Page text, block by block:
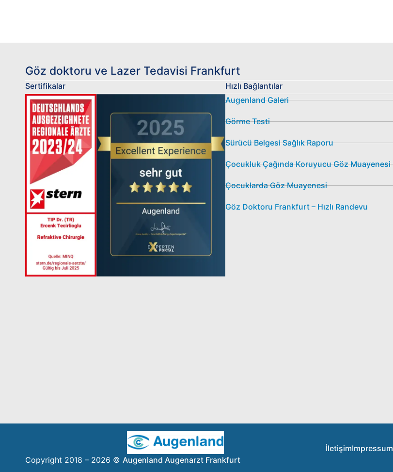
Göz doktoru ve Lazer Tedavisi Frankfurt
Sertifikalar
Hızlı Bağlantılar
Augenland Galeri
Görme Testi
Sürücü Belgesi Sağlık Raporu
Çocukluk Çağında Koruyucu Göz Muayenesi
Çocuklarda Göz Muayenesi
Göz Doktoru Frankfurt – Hızlı Randevu
Copyright 2018 – 2026 © Augenland Augenarzt Frankfurt
İletişimImpressum